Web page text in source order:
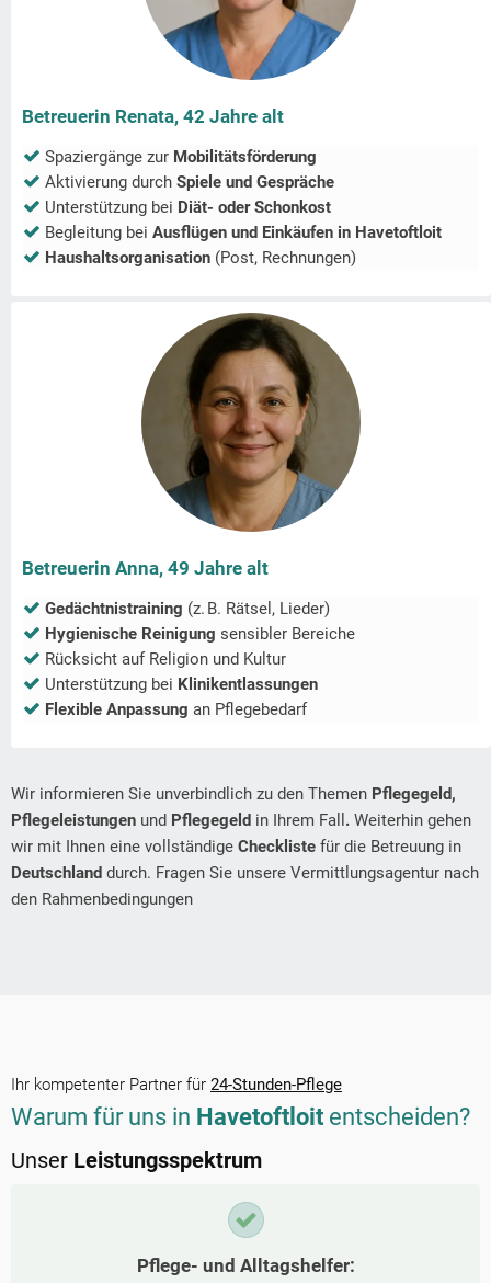
Betreuerin Renata, 42 Jahre alt
Spaziergänge zur Mobilitätsförderung
Aktivierung durch Spiele und Gespräche
Unterstützung bei Diät- oder Schonkost
Begleitung bei Ausflügen und Einkäufen in Havetoftloit
Haushaltsorganisation (Post, Rechnungen)
Betreuerin Anna, 49 Jahre alt
Gedächtnistraining (z. B. Rätsel, Lieder)
Hygienische Reinigung sensibler Bereiche
Rücksicht auf Religion und Kultur
Unterstützung bei Klinikentlassungen
Flexible Anpassung an Pflegebedarf
Wir informieren Sie unverbindlich zu den Themen Pflegegeld,
Pflegeleistungen und Pflegegeld in Ihrem Fall . Weiterhin gehen
wir mit Ihnen eine vollständige Checkliste für die Betreuung in
Deutschland durch. Fragen Sie unsere Vermittlungsagentur nach
den Rahmenbedingungen
Ihr kompetenter Partner für 24-Stunden-Pflege
Warum für uns in Havetoftloit entscheiden?
Unser Leistungsspektrum
Pflege- und Alltagshelfer: